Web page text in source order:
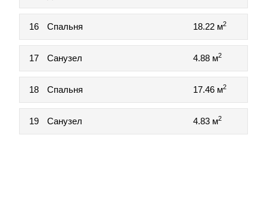
16 Спальня 18.22 м2
17 Санузел 4.88 м2
18 Спальня 17.46 м2
19 Санузел 4.83 м2